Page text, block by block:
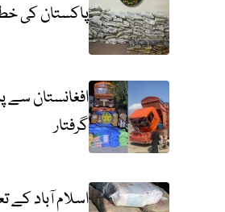
پاکستان کی
گرفتار